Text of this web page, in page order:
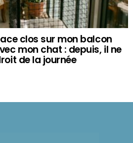
clos sur mon balcon
mon chat : depuis, il ne
de la journée